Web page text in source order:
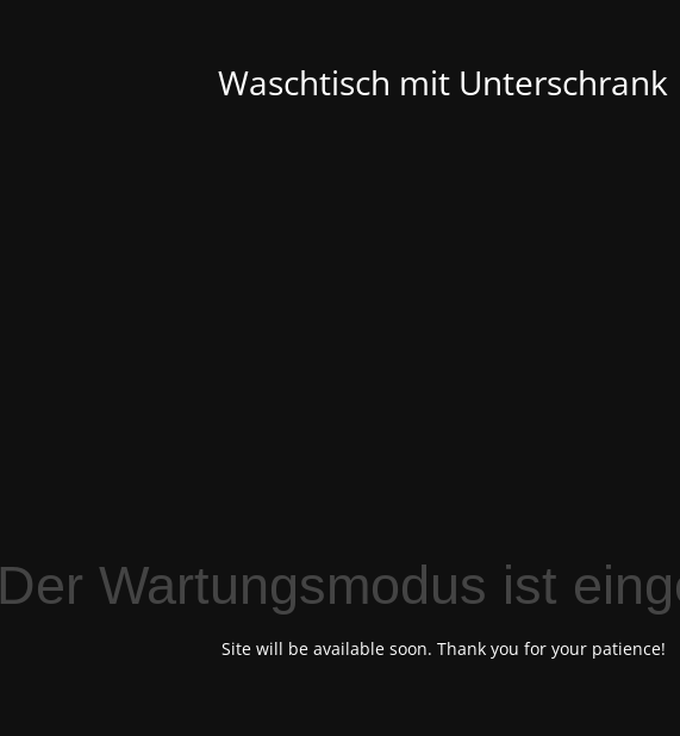
Waschtisch mit Unterschrank
Der Wartungsmodus ist
Site will be available soon. Thank you for your patience!